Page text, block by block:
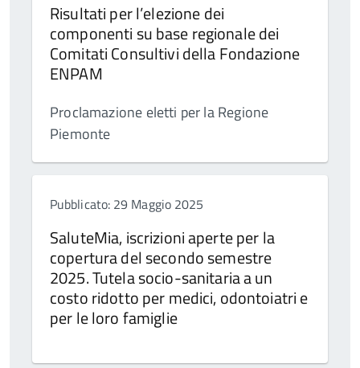
Risultati per l’elezione dei
componenti su base regionale dei
Comitati Consultivi della Fondazione
ENPAM
Proclamazione eletti per la Regione
Piemonte
Pubblicato: 29 Maggio 2025
SaluteMia, iscrizioni aperte per la
copertura del secondo semestre
2025. Tutela socio-sanitaria a un
costo ridotto per medici, odontoiatri e
per le loro famiglie